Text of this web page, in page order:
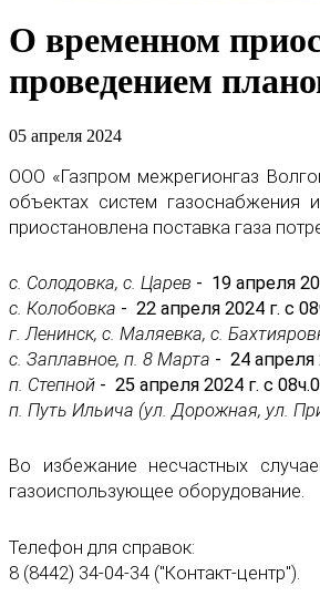
О временном
проведением
05 апреля 2024
ООО «Газпром межрегионгаз
объектах систем газоснабжения
приостановлена поставка газа
с. Солодовка, с. Царев - 19 апреля
с. Колобовка - 22 апреля 2024 г. с
г. Ленинск, с. Маляевка, с.
с. Заплавное, п. 8 Марта - 24 апреля
п. Степной - 25 апреля 2024 г. с
п. Путь Ильича (ул. Дорожная, ул.
Во избежание несчастных
газоиспользующее оборудование.
Телефон для справок:
8 (8442) 34-04-34 ("Контакт-центр").